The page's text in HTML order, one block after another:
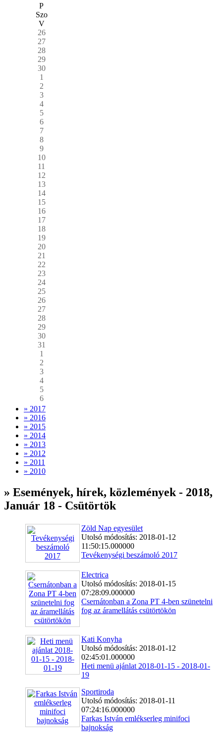
P
Szo
V
26
27
28
29
30
1
2
3
4
5
6
7
8
9
10
11
12
13
14
15
16
17
18
19
20
21
22
23
24
25
26
27
28
29
30
31
1
2
3
4
5
6
» 2017
» 2016
» 2015
» 2014
» 2013
» 2012
» 2011
» 2010
» Események, hírek, közlemények - 2018,
Január 18 - Csütörtök
Zöld Nap egyesület
Utolsó módosítás: 2018-01-12
11:50:15.000000
Tevékenységi beszámoló 2017
Electrica
Utolsó módosítás: 2018-01-15
07:28:09.000000
Csernátonban a Zona PT 4-ben szünetelni
fog az áramellátás csütörtökön
Kati Konyha
Utolsó módosítás: 2018-01-12
02:45:01.000000
Heti menü ajánlat 2018-01-15 - 2018-01-
19
Sportiroda
Utolsó módosítás: 2018-01-11
07:24:16.000000
Farkas István emlékserleg minifoci
bajnokság